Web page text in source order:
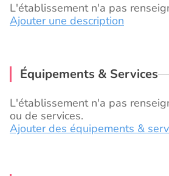
L'établissement n'a pas
Ajouter une description
Équipements & Services
L'établissement n'a pas
ou de services.
Ajouter des équipements &